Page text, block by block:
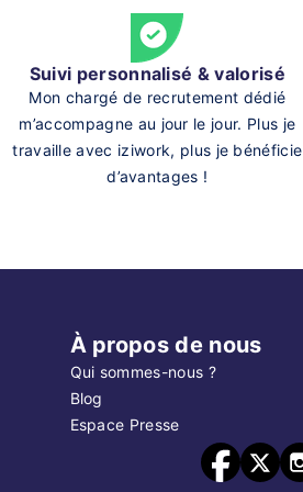
Suivi personnalisé & valorisé
Mon chargé de recrutement dédié
m’accompagne au jour le jour. Plus je
travaille avec iziwork, plus je bénéficie
d’avantages !
À propos de nous
Qui sommes-nous ?
Blog
Espace Presse